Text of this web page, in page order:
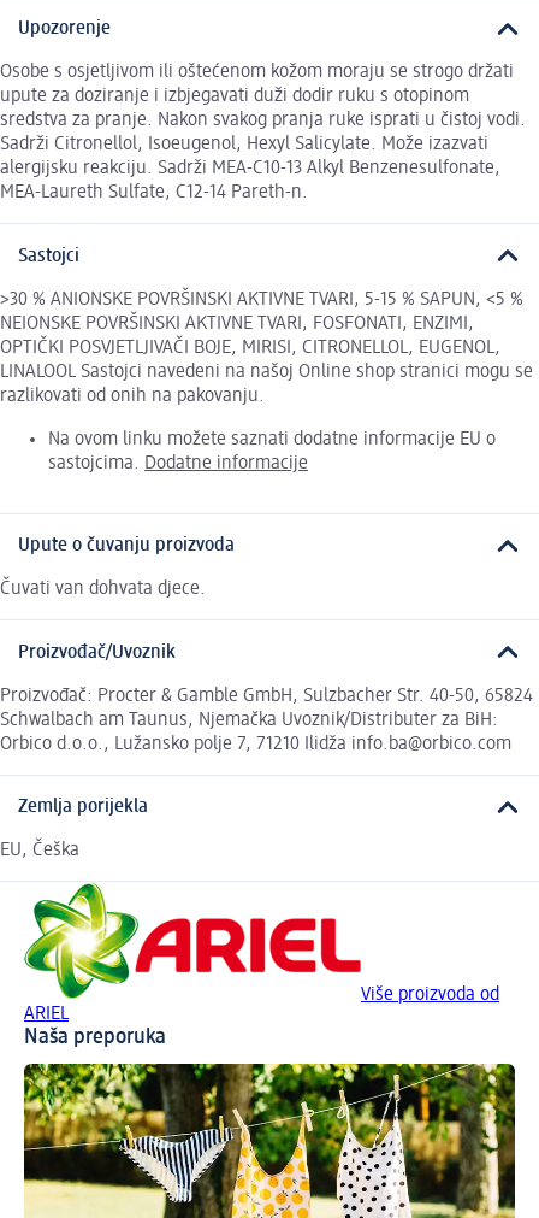
Upozorenje
Osobe s osjetljivom ili oštećenom kožom moraju se strogo držati
upute za doziranje i izbjegavati duži dodir ruku s otopinom
sredstva za pranje. Nakon svakog pranja ruke isprati u čistoj vodi.
Sadrži Citronellol, Isoeugenol, Hexyl Salicylate. Može izazvati
alergijsku reakciju. Sadrži MEA-C10-13 Alkyl Benzenesulfonate,
MEA-Laureth Sulfate, C12-14 Pareth-n.
Sastojci
>30 % ANIONSKE POVRŠINSKI AKTIVNE TVARI, 5-15 % SAPUN, <5 %
NEIONSKE POVRŠINSKI AKTIVNE TVARI, FOSFONATI, ENZIMI,
OPTIČKI POSVJETLJIVAČI BOJE, MIRISI, CITRONELLOL, EUGENOL,
LINALOOL Sastojci navedeni na našoj Online shop stranici mogu se
razlikovati od onih na pakovanju.
Na ovom linku možete saznati dodatne informacije EU o
sastojcima. Dodatne informacije
Upute o čuvanju proizvoda
Čuvati van dohvata djece.
Proizvođač/Uvoznik
Proizvođač: Procter & Gamble GmbH, Sulzbacher Str. 40-50, 65824
Schwalbach am Taunus, Njemačka Uvoznik/Distributer za BiH:
Orbico d.o.o., Lužansko polje 7, 71210 Ilidža info.ba@orbico.com
Zemlja porijekla
EU, Češka
Više proizvoda od
ARIEL
Naša preporuka